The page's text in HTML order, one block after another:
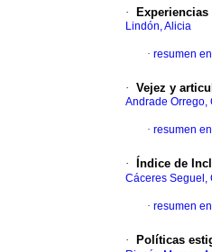
·
Lindón, Alicia
· resumen
· Vejez y
Andrade Orrego,
· resumen
· Índice de
Cáceres Seguel,
· resumen
· Políticas